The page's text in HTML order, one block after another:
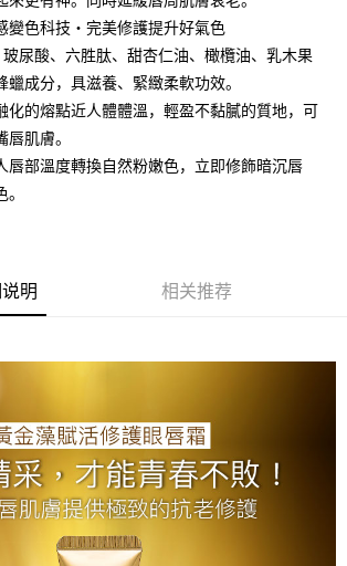
含以上)免运费
含以上)免运费
含以上)免运费
含以上)免运费
含以上)免运费
查看运费
變色科技・完美修護提升好氣色
尿酸、六胜肽、甜杏仁油、橄欖油、乳木果
成分，具滋養、緊緻柔軟功效。
化的熔點近人體體溫，輕盈不黏膩的質地，可
肌膚。
唇部溫度轉換自然粉嫩色，立即修飾暗沉唇
明 相关推荐